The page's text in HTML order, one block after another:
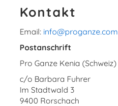
Kontakt
Email: info@proganze.com
Postanschrift
Pro Ganze Kenia (Schweiz)
c/o Barbara Fuhrer
Im Stadtwald 3
9400 Rorschach